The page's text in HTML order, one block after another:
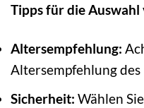
Tipps für die Auswahl
Altersempfehlung:
Altersempfehlung des
Sicherheit: Wählen